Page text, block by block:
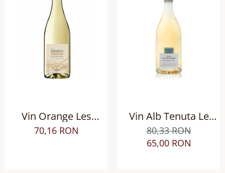
Vin Orange Les
Fumées Blanches
Sauvignon Blanc sec
70,16 RON
Vin Alb Tenuta Le
Colonne Vermentino,
Sec
80,33 RON
65,00 RON